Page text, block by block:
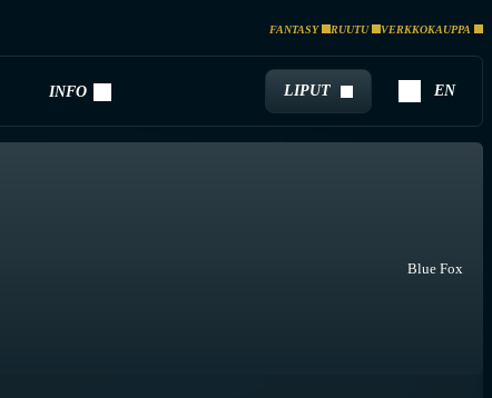
FANTASY RUUTU VERKKOKAUPPA
INFO LIPUT EN
Blue Fox